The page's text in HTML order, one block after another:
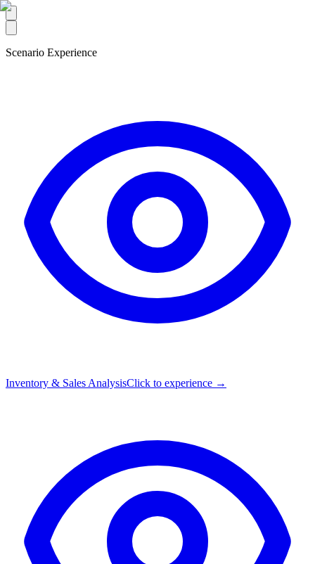
Scenario Experience
Inventory & Sales AnalysisClick to experience →